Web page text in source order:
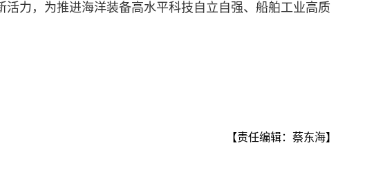
力，为推进海洋装备高水平科技自立自强、船舶工业高质
【责任编辑：蔡东海】